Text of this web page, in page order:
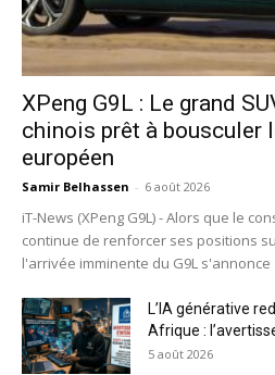
XPeng G9L : Le grand
chinois prêt à bousculer
européen
Samir Belhassen - 6 août 2026
iT-News (XPeng G9L) - Alors que le
continue de renforcer ses positions
l'arrivée imminente du G9L s'annonce
L’IA générative
Afrique :
5 août 2026